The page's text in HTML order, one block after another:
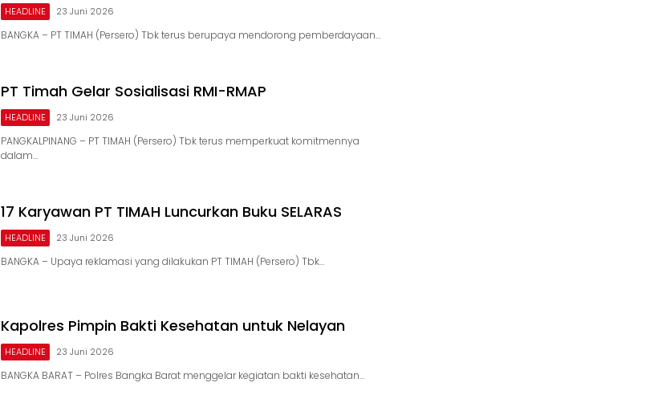
HEADLINE 23 Juni 2026
BANGKA – PT TIMAH (Persero) Tbk terus berupaya mendorong pemberdayaan…
PT Timah Gelar Sosialisasi RMI-RMAP
HEADLINE 23 Juni 2026
PANGKALPINANG – PT TIMAH (Persero) Tbk terus memperkuat komitmennya
dalam…
17 Karyawan PT TIMAH Luncurkan Buku SELARAS
HEADLINE 23 Juni 2026
BANGKA – Upaya reklamasi yang dilakukan PT TIMAH (Persero) Tbk…
Kapolres Pimpin Bakti Kesehatan untuk Nelayan
HEADLINE 23 Juni 2026
BANGKA BARAT – Polres Bangka Barat menggelar kegiatan bakti kesehatan…